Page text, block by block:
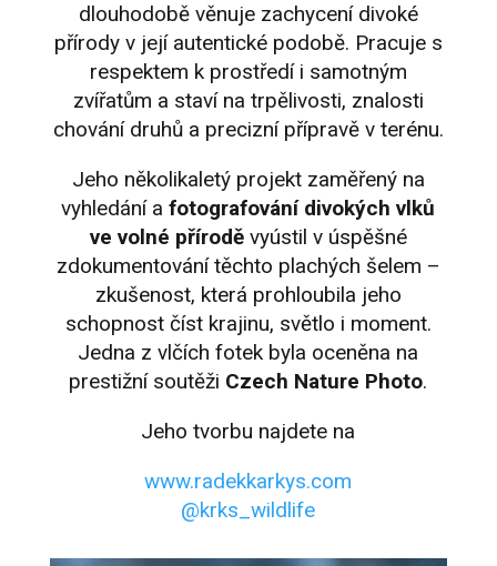
dlouhodobě věnuje zachycení divoké
přírody v její autentické podobě. Pracuje s
respektem k prostředí i samotným
zvířatům a staví na trpělivosti, znalosti
chování druhů a precizní přípravě v terénu.
Jeho několikaletý projekt zaměřený na
vyhledání afotografování divokých vlků
ve volné příroděvyústil v úspěšné
zdokumentování těchto plachých šelem –
zkušenost, která prohloubila jeho
schopnost číst krajinu, světlo i moment.
Jedna z vlčích fotek byla oceněna na
prestižní soutěži Czech Nature Photo.
Jeho tvorbu najdete na
www.radekkarkys.com
@krks_wildlife